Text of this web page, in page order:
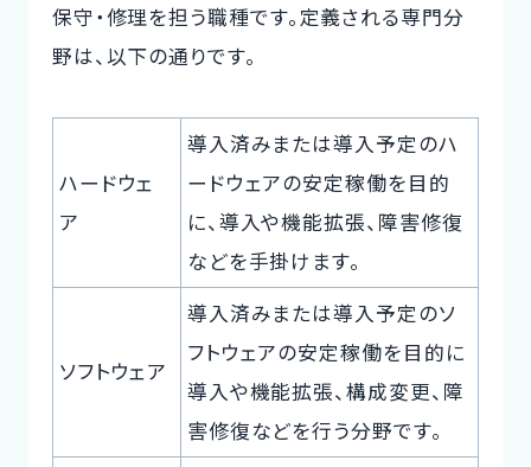
保守・修理を担う職種です。定義される専門分
野は、以下の通りです。
ハードウェ
ア
導入済みまたは導入予定のハ
ードウェアの安定稼働を目的
に、導入や機能拡張、障害修復
などを手掛けます。
ソフトウェア
導入済みまたは導入予定のソ
フトウェアの安定稼働を目的に
導入や機能拡張、構成変更、障
害修復などを行う分野です。